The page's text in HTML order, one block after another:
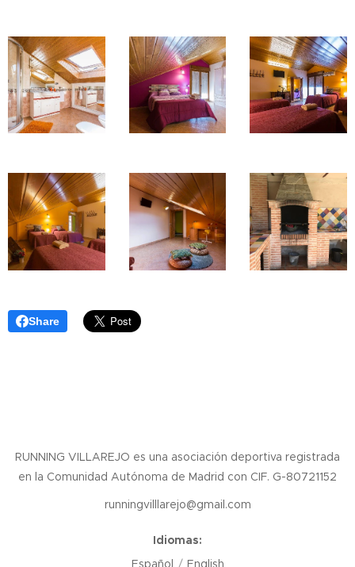
Share
RUNNING VILLAREJO es una asociación deportiva registrada
en la Comunidad Autónoma de Madrid con CIF. G-80721152
runningvilllarejo@gmail.com
Idiomas
Español
English